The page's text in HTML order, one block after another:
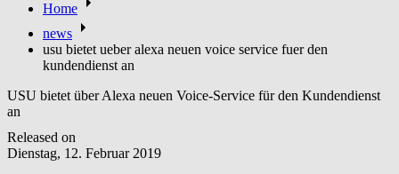
Home
news
usu bietet ueber alexa neuen voice service fuer den
kundendienst an
USU bietet über Alexa neuen Voice-Service für den Kundendienst
an
Released on
Dienstag, 12. Februar 2019